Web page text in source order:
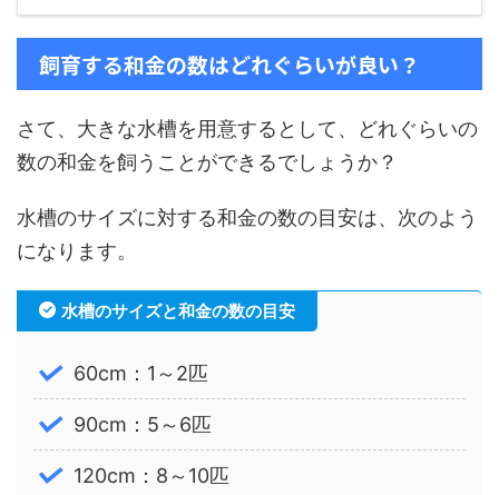
飼育する和金の数はどれぐらいが良い？
さて、大きな水槽を用意するとして、どれぐらいの
数の和金を飼うことができるでしょうか？
水槽のサイズに対する和金の数の目安は、次のよう
になります。
水槽のサイズと和金の数の目安
60cm：1～2匹
90cm：5～6匹
120cm：8～10匹